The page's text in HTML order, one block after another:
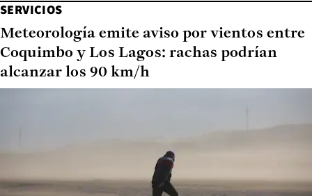
SERVICIOS
Meteorología emite aviso por vientos entre
Coquimbo y Los Lagos: rachas podrían
alcanzar los 90 km/h